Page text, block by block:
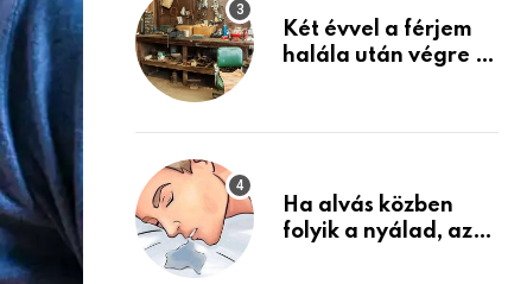
Két évvel a férjem
halála után végre át
holmiját – amit
életemet
Ha alvás közben
folyik a nyálad, az